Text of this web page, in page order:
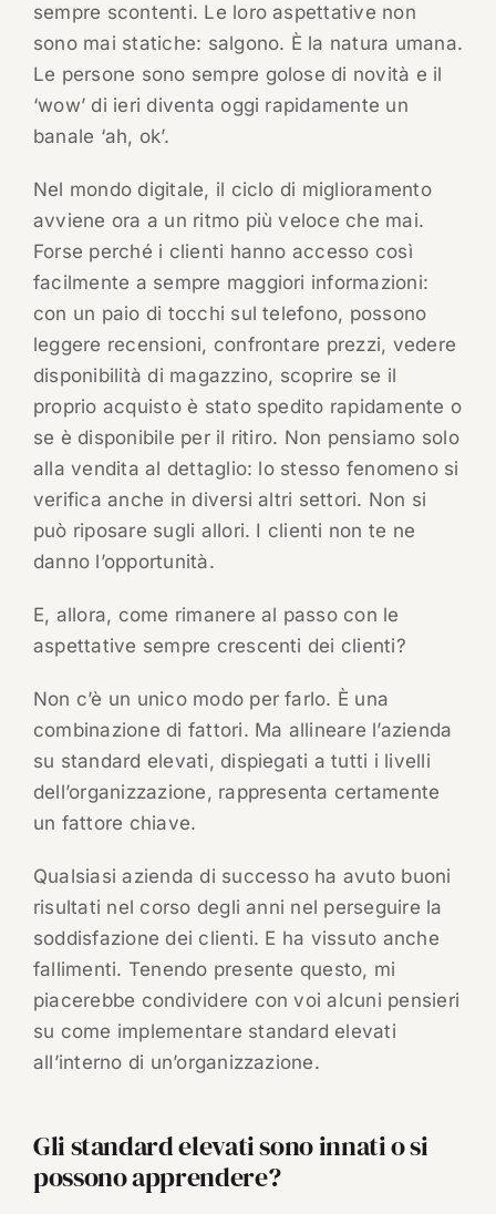
sempre scontenti. Le loro aspettative non
sono mai statiche: salgono. È la natura umana.
Le persone sono sempre golose di novità e il
‘wow’ di ieri diventa oggi rapidamente un
banale ‘ah, ok’.
Nel mondo digitale, il ciclo di miglioramento
avviene ora a un ritmo più veloce che mai.
Forse perché i clienti hanno accesso così
facilmente a sempre maggiori informazioni:
con un paio di tocchi sul telefono, possono
leggere recensioni, confrontare prezzi, vedere
disponibilità di magazzino, scoprire se il
proprio acquisto è stato spedito rapidamente o
se è disponibile per il ritiro. Non pensiamo solo
alla vendita al dettaglio: lo stesso fenomeno si
verifica anche in diversi altri settori. Non si
può riposare sugli allori. I clienti non te ne
danno l’opportunità.
E, allora, come rimanere al passo con le
aspettative sempre crescenti dei clienti?
Non c’è un unico modo per farlo. È una
combinazione di fattori. Ma allineare l’azienda
su standard elevati, dispiegati a tutti i livelli
dell’organizzazione, rappresenta certamente
un fattore chiave.
Qualsiasi azienda di successo ha avuto buoni
risultati nel corso degli anni nel perseguire la
soddisfazione dei clienti. E ha vissuto anche
fallimenti. Tenendo presente questo, mi
piacerebbe condividere con voi alcuni pensieri
su come implementare standard elevati
all’interno di un’organizzazione.
Gli standard elevati sono innati o si
possono apprendere?